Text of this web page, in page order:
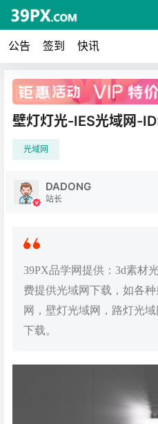
公告 签到 快讯
广告
壁灯灯光-IES光域网-
光域网
DADONG
站长
39PX品学网提供：3d素材
费提供光域网下载，如各
网，壁灯光域网，路灯光
下载。